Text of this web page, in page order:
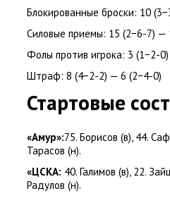
Блокированные броски: 10 (
Силовые приемы: 15 (2−6-7) —
Фолы против игрока: 3 (1−2-
Штраф: 8 (4−2-2) — 6 (2−4-0)
Стартовые
«Амур»:75. Борисов (в), 44.
Тарасов (н).
«ЦСКА: 40. Галимов (в), 22.
Радулов (н).